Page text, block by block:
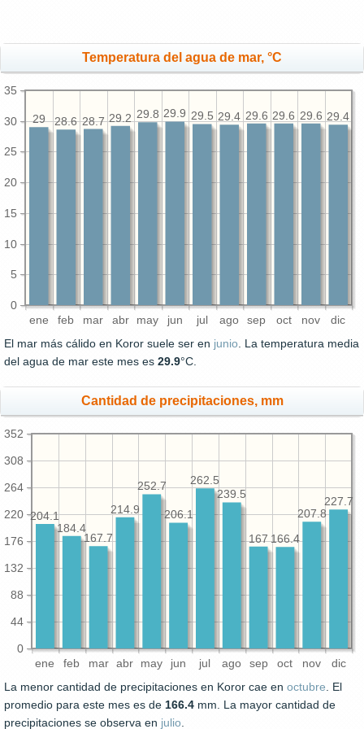
Temperatura del agua de mar, °C
ene feb mar abr may jun jul ago sep oct nov dic
0
5
10
15
20
25
30
35
29.4
29.6
29.6
29.6
29.4
29.5
29.9
29.8
29.2
28.7
28.6
29
El mar más cálido en Koror suele ser en junio . La temperatura media
del agua de mar este mes es 29.9°C.
Cantidad de precipitaciones, mm
ene feb mar abr may jun jul ago sep oct nov dic
0
44
88
132
176
220
264
308
352
227.7
207.8
166.4
167
239.5
262.5
206.1
252.7
214.9
167.7
184.4
204.1
La menor cantidad de precipitaciones en Koror cae en octubre . El
promedio para este mes es de 166.4 mm. La mayor cantidad de
precipitaciones se observa en julio